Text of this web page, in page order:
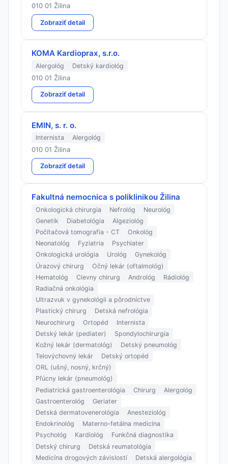
010 01 Žilina
Zobraziť detail
KOMA Kardioprax, s.r.o.
Alergológ Detský kardiológ
010 01 Žilina
Zobraziť detail
EMIN, s. r. o.
Internista Alergológ
010 01 Žilina
Zobraziť detail
Fakultná nemocnica s poliklinikou Žilina
Onkologická chirurgia Nefrológ
Neurológ
Genetik
Diabetológia
Algeziológ
Počítačová tomografia - CT
Onkológ
Neonatológ
Fyziatria
Psychiater
Onkologická urológia
Urológ
Gynekológ
Úrazový chirurg
Očný lekár (oftalmológ)
Hematológ
Cievny chirurg Andrológ
Rádiológ
Radiačná onkológia
Ultrazvuk v gynekológii a pôrodníctve
Plastický chirurg
Detská nefrológia
Neurochirurg
Ortopéd
Internista
Detský lekár (pediater)
Spondylochirurgia
Kožný lekár (dermatológ)
Detský pneumológ
Telovýchovný lekár
Detský ortopéd
ORL (ušný, nosný, krčný)
Pľúcny lekár (pneumológ)
Pediatrická gastroenterológia
Chirurg
Alergológ
Gastroenterológ
Geriater
Detská dermatovenerológia
Anesteziológ
Endokrinológ
Materno-fetálna medicína
Psychológ
Kardiológ
Funkčná diagnostika
Detský chirurg
Detská reumatológia
Medicína drogových závislostí
Detská alergológia